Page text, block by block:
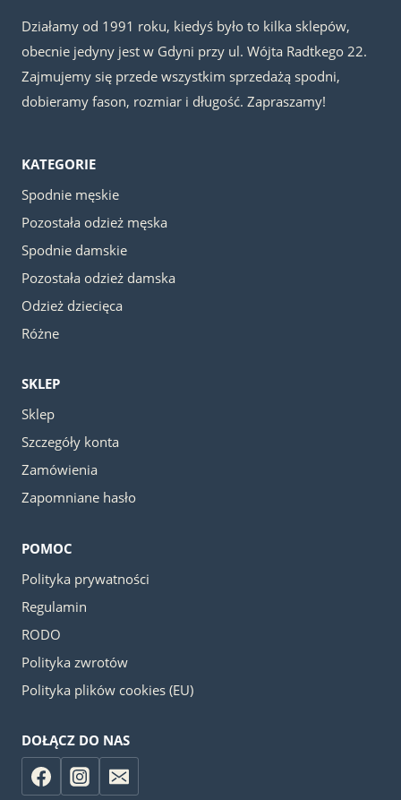
Działamy od 1991 roku, kiedyś było to kilka sklepów,
obecnie jedyny jest w Gdyni przy ul. Wójta Radtkego 22.
Zajmujemy się przede wszystkim sprzedażą spodni,
dobieramy fason, rozmiar i długość. Zapraszamy!
KATEGORIE
Spodnie męskie
Pozostała odzież męska
Spodnie damskie
Pozostała odzież damska
Odzież dziecięca
Różne
SKLEP
Sklep
Szczegóły konta
Zamówienia
Zapomniane hasło
POMOC
Polityka prywatności
Regulamin
RODO
Polityka zwrotów
Polityka plików cookies (EU)
DOŁĄCZ DO NAS